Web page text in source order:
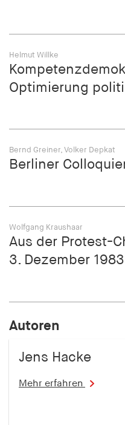
Helmut Willke
Optimierung
Bernd Greiner, Volker Depkat
Berliner
Wolfgang Kraushaar
Aus der Protest-
3. Dezember
Autoren
Jens Hacke
Mehr erfahren